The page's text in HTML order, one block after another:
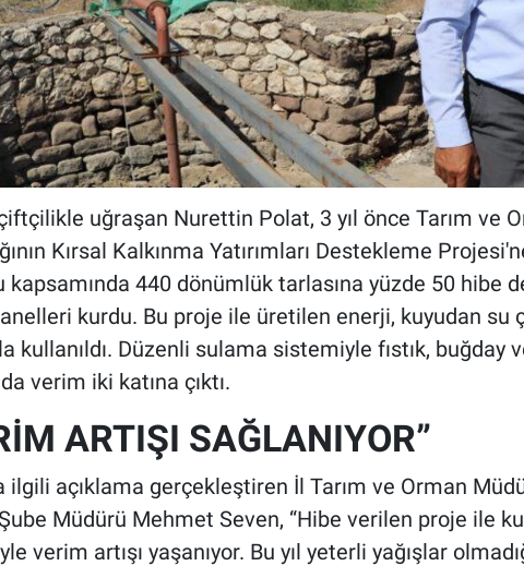
uğraşan Nurettin Polat, 3 yıl önce Tarım ve
Kırsal Kalkınma Yatırımları Destekleme
kapsamında 440 dönümlük tarlasına yüzde 50 hibe
kurdu. Bu proje ile üretilen enerji, kuyudan su
kullanıldı. Düzenli sulama sistemiyle fıstık, buğday
verim iki katına çıktı.
ARTIŞI SAĞLANIYOR”
ilgili açıklama gerçekleştiren İl Tarım ve Orman
Müdürü Mehmet Seven, “Hibe verilen proje ile
verim artışı yaşanıyor. Bu yıl yeterli yağışlar